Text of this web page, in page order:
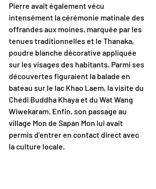
Pierre avait également vécu
intensément la cérémonie matinale des
offrandes aux moines, marquée par les
tenues traditionnelles et le Thanaka,
poudre blanche décorative appliquée
sur les visages des habitants. Parmi ses
découvertes figuraient la balade en
bateau sur le lac Khao Laem, la visite du
Chedi Buddha Khaya et du Wat Wang
Wiwekaram. Enfin, son passage au
village Mon de Sapan Mon lui avait
permis d’entrer en contact direct avec
la culture locale.